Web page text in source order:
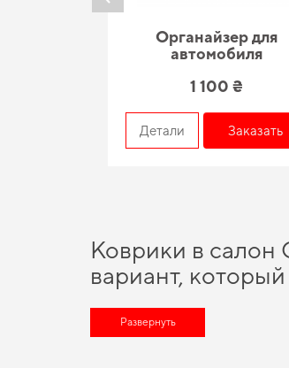
Органайзер для
автомобиля
1 100 ₴
Детали Заказать
Коврики в салон
вариант,
Подберите полезные дополнения для
автоаксессуары цены
деталей для конкретной марки авто
Развернуть